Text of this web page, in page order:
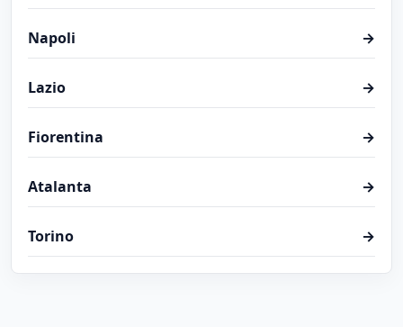
Napoli →
Lazio →
Fiorentina →
Atalanta →
Torino →